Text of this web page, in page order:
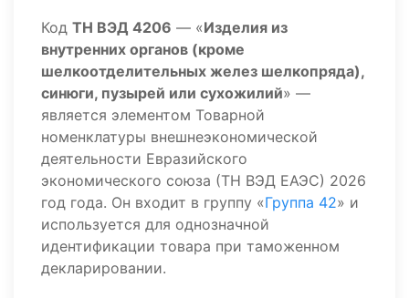
Код ТН ВЭД 4206 — «Изделия из
внутренних органов (кроме
шелкоотделительных желез шелкопряда),
синюги, пузырей или сухожилий» —
является элементом Товарной
номенклатуры внешнеэкономической
деятельности Евразийского
экономического союза (ТН ВЭД ЕАЭС) 2026
год года. Он входит в группу «Группа 42» и
используется для однозначной
идентификации товара при таможенном
декларировании.